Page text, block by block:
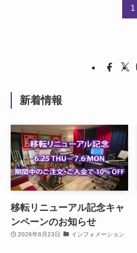
1
新着情報
移転リニューアル記念キャ
ンペーンのお知らせ
2026年6月23日 インフォメーション